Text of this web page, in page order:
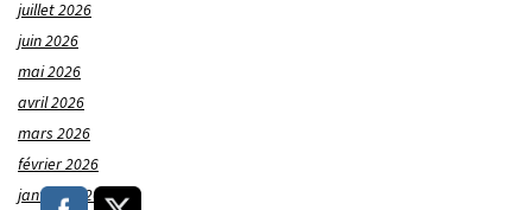
juillet 2026
juin 2026
mai 2026
avril 2026
mars 2026
février 2026
janvier 2026